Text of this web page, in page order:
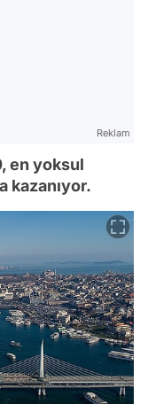
Reklam
en yoksul
kazanıyor.